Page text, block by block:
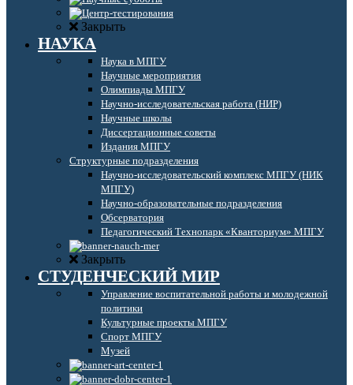
Закрыть
НАУКА
Наука в МПГУ
Научные мероприятия
Олимпиады МПГУ
Научно-исследовательская работа (НИР)
Научные школы
Диссертационные советы
Издания МПГУ
Структурные подразделения
Научно-исследовательский комплекс МПГУ (НИК
МПГУ)
Научно-образовательные подразделения
Обсерватория
Педагогический Технопарк «Кванториум» МПГУ
Закрыть
СТУДЕНЧЕСКИЙ МИР
Управление воспитательной работы и молодежной
политики
Культурные проекты МПГУ
Спорт МПГУ
Музей